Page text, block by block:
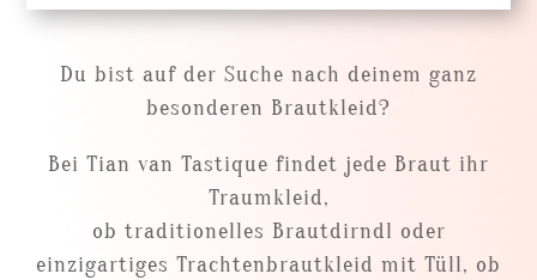
Du bist auf der Suche nach deinem ganz
besonderen Brautkleid?
Bei Tian van Tastique findet jede Braut ihr
Traumkleid,
ob traditionelles Brautdirndl oder
einzigartiges Trachtenbrautkleid mit Tüll, ob